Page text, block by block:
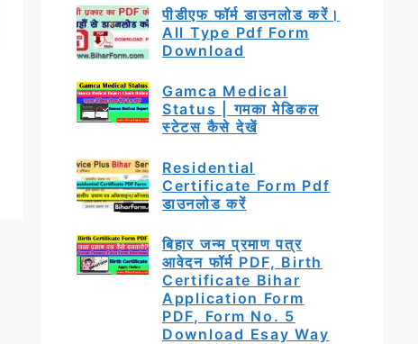
पीडीएफ फॉर्म डाउनलोड करें।
All Type Pdf Form
Download
Gamca Medical
Status | गमका मेडिकल
स्टेटस कैसे देखें
Residential
Certificate Form Pdf
डाउनलोड करें
बिहार जन्म प्रमाण पत्र
आवेदन फॉर्म PDF, Birth
Certificate Bihar
Application Form
PDF, Form No. 5
Download Esay Way